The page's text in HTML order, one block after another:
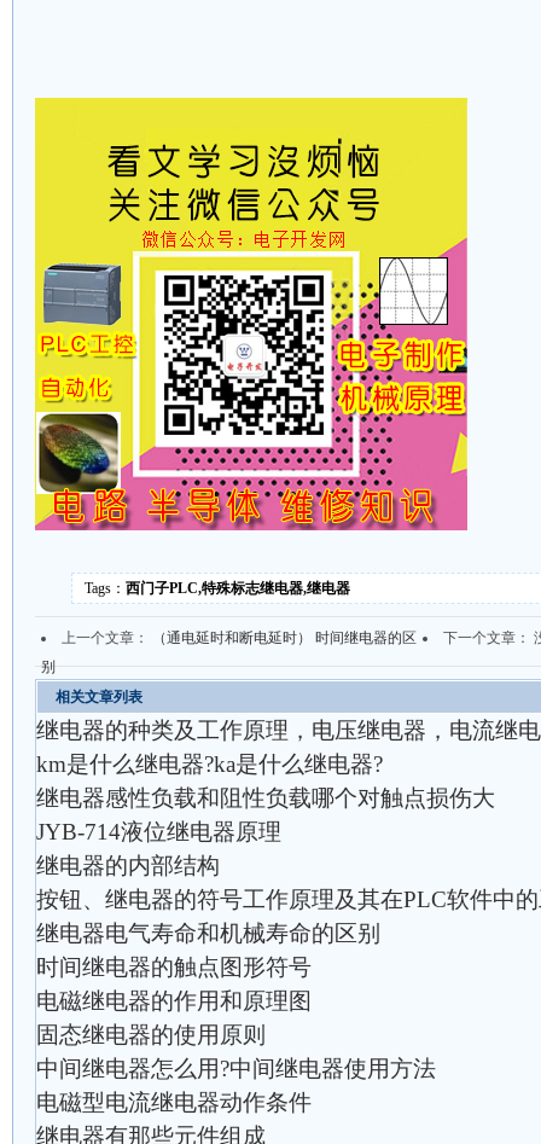
Tags： 西门子PLC,特殊标志继电器,继电器
上一个文章：
（通电延时和断电延时） 时间继电器的区
别
下一个文章：
相关文章列表
继电器的种类及工作原理，电压继电器，电流继
km是什么继电器?ka是什么继电器?
继电器感性负载和阻性负载哪个对触点损伤大
JYB-714液位继电器原理
继电器的内部结构
按钮、继电器的符号工作原理及其在PLC软件中
继电器电气寿命和机械寿命的区别
时间继电器的触点图形符号
电磁继电器的作用和原理图
固态继电器的使用原则
中间继电器怎么用?中间继电器使用方法
电磁型电流继电器动作条件
继电器有那些元件组成